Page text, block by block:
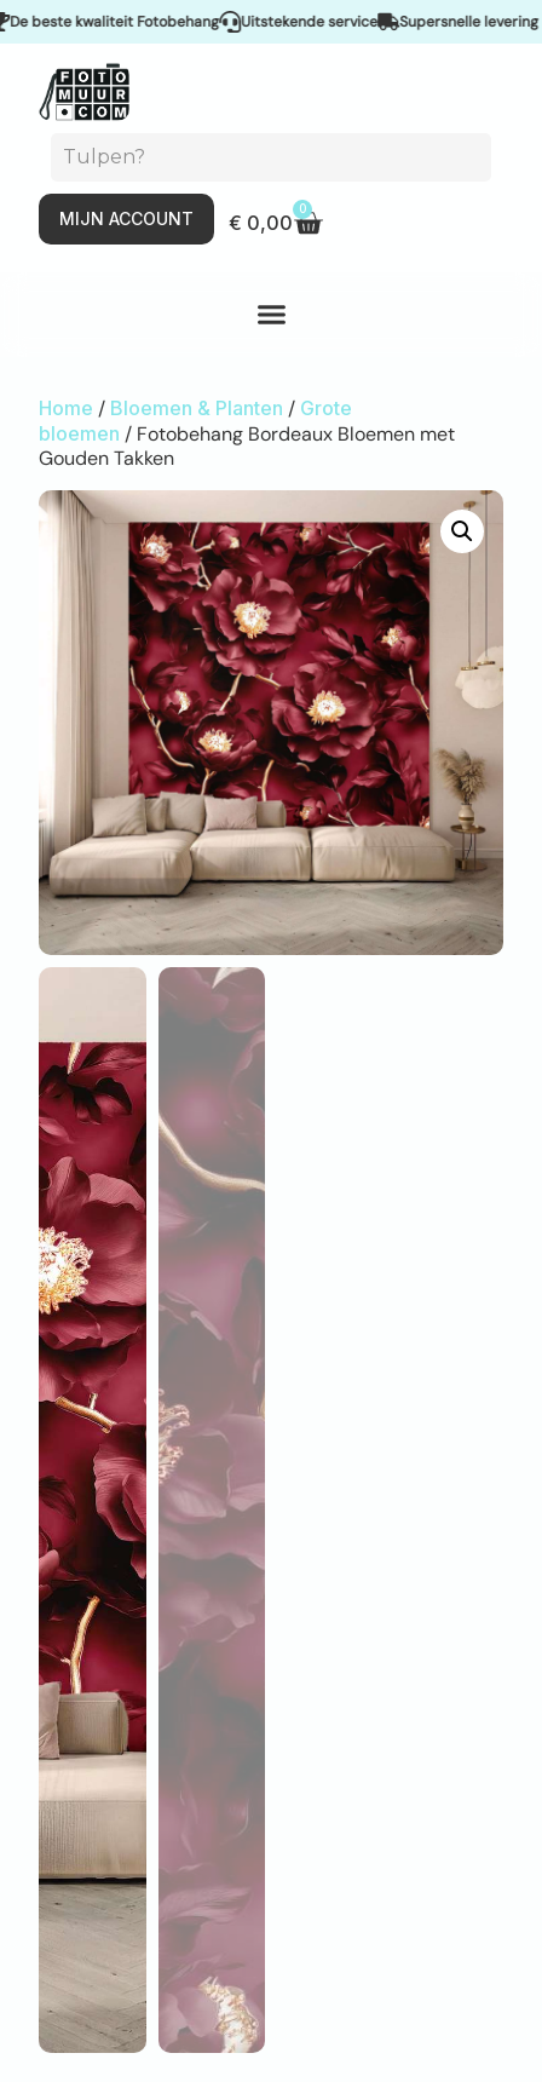
kwaliteit Fotobehang Uitstekende service Supersnelle levering &
MIJN ACCOUNT € 0,00
0
Home / Bloemen & Planten / Grote
bloemen / Fotobehang Bordeaux Bloemen met
Gouden Takken